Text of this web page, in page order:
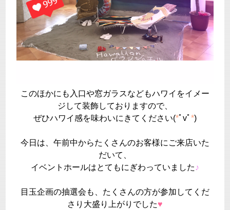
このほかにも入口や窓ガラスなどもハワイをイメー
ジして装飾しておりますので、
ぜひハワイ感を味わいにきてください(*ﾟvﾟ*)
今日は、午前中からたくさんのお客様にご来店いた
だいて、
イベントホールはとてもにぎわっていました ♪
目玉企画の抽選会も、たくさんの方が参加してくだ
さり大盛り上がりでした♥